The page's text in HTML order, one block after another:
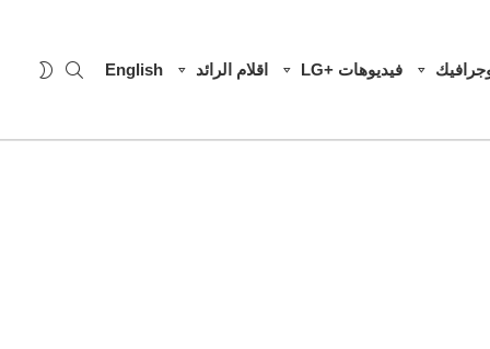
فيديوهات +LG اقلام الرائد English
SEARCH